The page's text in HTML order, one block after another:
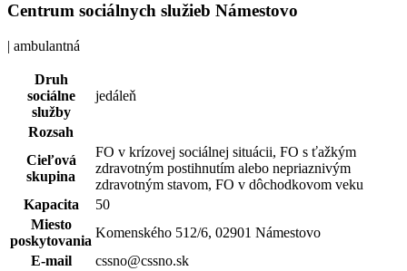
Centrum sociálnych služieb Námestovo
| ambulantná
Druh
sociálne
služby
jedáleň
Rozsah
Cieľová
skupina
FO v krízovej sociálnej situácii, FO s ťažkým
zdravotným postihnutím alebo nepriaznivým
zdravotným stavom, FO v dôchodkovom veku
Kapacita
50
Miesto
poskytovania
Komenského 512/6, 02901 Námestovo
E-mail
cssno@cssno.sk